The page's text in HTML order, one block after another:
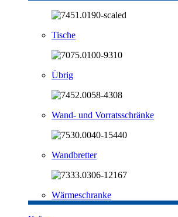
Tische
Übrig
Wand- und Vorratsschränke
Wandbretter
Wärmeschranke